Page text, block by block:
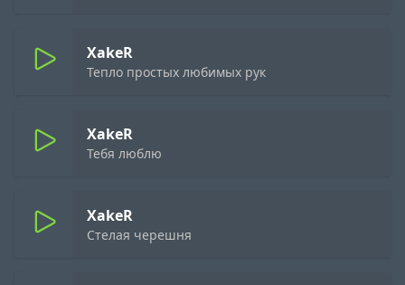
XakeR
Тепло простых любимых рук
XakeR
Тебя люблю
XakeR
Стелая черешня